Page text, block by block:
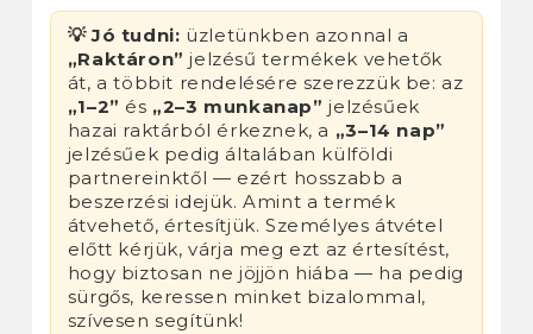
💡 Jó tudni: üzletünkben azonnal a
„Raktáron” jelzésű termékek vehetők
át, a többit rendelésére szerezzük be: az
„1–2” és „2–3 munkanap” jelzésűek
hazai raktárból érkeznek, a „3–14 nap”
jelzésűek pedig általában külföldi
partnereinktől — ezért hosszabb a
beszerzési idejük. Amint a termék
átvehető, értesítjük. Személyes átvétel
előtt kérjük, várja meg ezt az értesítést,
hogy biztosan ne jöjjön hiába — ha pedig
sürgős, keressen minket bizalommal,
szívesen segítünk!